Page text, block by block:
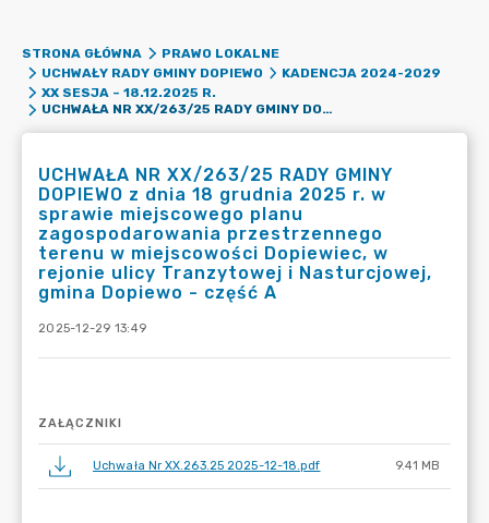
STRONA GŁÓWNA
PRAWO LOKALNE
UCHWAŁY RADY GMINY DOPIEWO
KADENCJA 2024-2029
XX SESJA – 18.12.2025 R.
UCHWAŁA NR XX/263/25 RADY GMINY DOPIEWO Z DNIA 18 GRUDNIA 2025 R. W SPRAWIE MIEJSCOWEGO PLANU ZAGOSPODAROWANIA PRZESTRZENNEGO TERENU W MIEJSCOWOŚCI DOPIEWIEC, W REJONIE ULICY TRANZYTOWEJ I NASTURCJOWEJ, GMINA DOPIEWO - CZĘŚĆ A
UCHWAŁA NR XX/263/25 RADY GMINY
DOPIEWO z dnia 18 grudnia 2025 r. w
sprawie miejscowego planu
zagospodarowania przestrzennego
terenu w miejscowości Dopiewiec, w
rejonie ulicy Tranzytowej i Nasturcjowej,
gmina Dopiewo - część A
2025-12-29 13:49
ZAŁĄCZNIKI
Uchwała Nr XX.263.25 2025-12-18.pdf 9.41 MB